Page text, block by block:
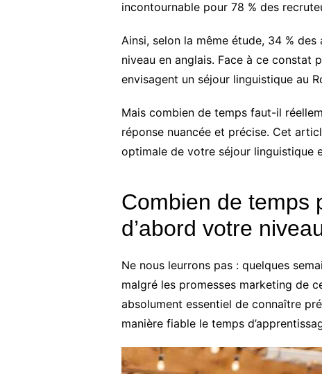
incontournable pour 78 % des
Ainsi, selon la même étude, 34 %
niveau en anglais. Face à ce constat
envisagent un séjour linguistique au
Mais combien de temps faut-il
réponse nuancée et précise. Cet
optimale de votre séjour linguistique
Combien de temps
d’abord votre
Ne nous leurrons pas : quelques
malgré les promesses marketing de
absolument essentiel de connaître
manière fiable le temps